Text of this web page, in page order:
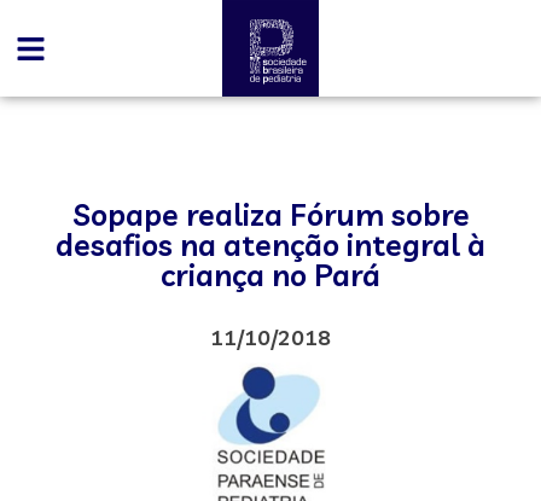
Sopape realiza Fórum sobre
desafios na atenção integral à
criança no Pará
11/10/2018